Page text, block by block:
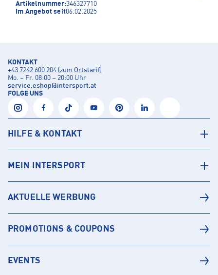
Artikelnummer:346327710
Im Angebot seit06.02.2025
KONTAKT
+43 7242 600 204 (zum Ortstarif)
Mo. – Fr. 08:00 – 20:00 Uhr
service.eshop@intersport.at
FOLGE UNS
HILFE & KONTAKT
MEIN INTERSPORT
AKTUELLE WERBUNG
PROMOTIONS & COUPONS
EVENTS